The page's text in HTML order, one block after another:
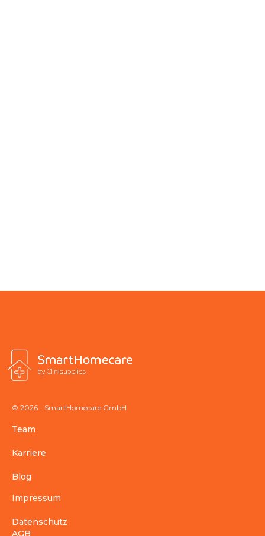
© 2026 - SmartHomecare GmbH
Team
Karriere
Blog
Impressum
Datenschutz
AGB